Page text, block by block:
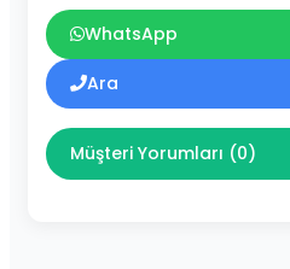
WhatsApp
Ara
Müşteri Yorumları (0)